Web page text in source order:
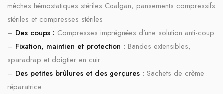
mèches hémostatiques stériles Coalgan, pansements compressifs
stériles et compresses stériles
– Des coups : Compresses imprégnées d’une solution anti-coup
– Fixation, maintien et protection : Bandes extensibles,
sparadrap et doigtier en cuir
– Des petites brûlures et des gerçures : Sachets de crème
réparatrice